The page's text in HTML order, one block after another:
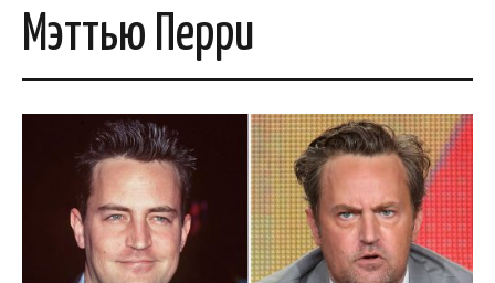
Мэттью Перри